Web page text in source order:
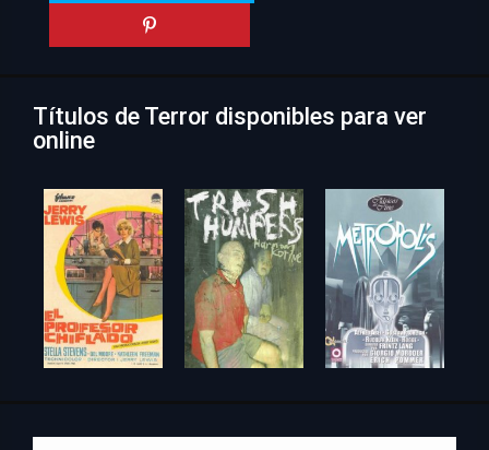
Títulos de Terror disponibles para ver
online